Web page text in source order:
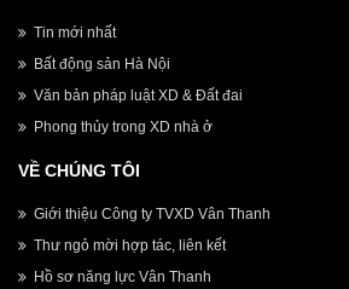
Tin mới nhất
Bất động sản Hà Nội
Văn bản pháp luật XD & Đất đai
Phong thủy trong XD nhà ở
VỀ CHÚNG TÔI
Giới thiệu Công ty TVXD Vân Thanh
Thư ngỏ mời hợp tác, liên kết
Hồ sơ năng lực Vân Thanh